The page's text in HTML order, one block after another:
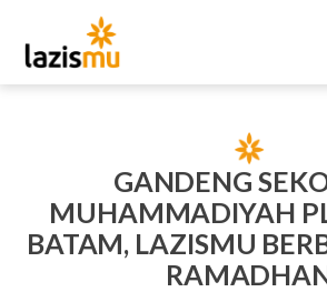
GANDENG
MUHAMMADIYAH
BATAM, LAZISMU